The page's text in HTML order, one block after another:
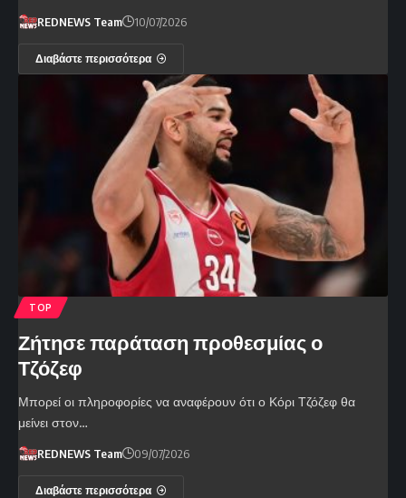
REDNEWS Team 10/07/2026
Διαβάστε περισσότερα
TOP
Ζήτησε παράταση προθεσμίας ο
Τζόζεφ
Μπορεί οι πληροφορίες να αναφέρουν ότι ο Κόρι Τζόζεφ θα
μείνει στον…
REDNEWS Team 09/07/2026
Διαβάστε περισσότερα